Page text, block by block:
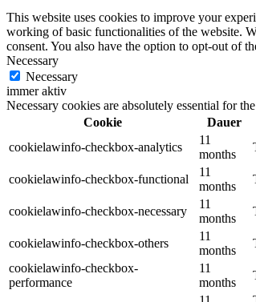
This website uses cookies to improve your
working of basic functionalities of the website.
consent. You also have the option to opt-out of
Necessary
Necessary
immer aktiv
Necessary cookies are absolutely essential for
Cookie
Dauer
cookielawinfo-checkbox-analytics
11
months
cookielawinfo-checkbox-functional
11
months
cookielawinfo-checkbox-necessary
11
months
cookielawinfo-checkbox-others
11
months
cookielawinfo-checkbox-
performance
11
months